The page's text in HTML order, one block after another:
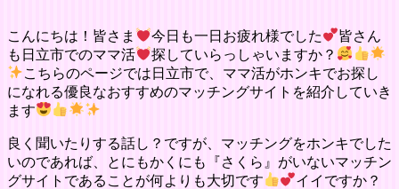
こんにちは！皆さま 今日も一日お疲れ様でした
皆さん
も日立市でのママ活
探していらっしゃいますか？
こちらのページでは日立市で、ママ活がホンキでお探し
になれる優良なおすすめのマッチングサイトを紹介していき
ます
良く聞いたりする話し？ですが、マッチングをホンキでした
いのであれば、とにもかくにも『さくら』がいないマッチン
グサイトであることが何よりも大切です
イイですか？